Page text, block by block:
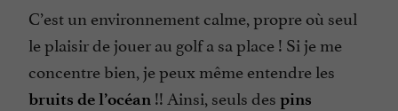
C’est un environnement calme, propre où seul
le plaisir de jouer au golf a sa place ! Si je me
concentre bien, je peux même entendre les
bruits de l’océan !! Ainsi, seuls des pins